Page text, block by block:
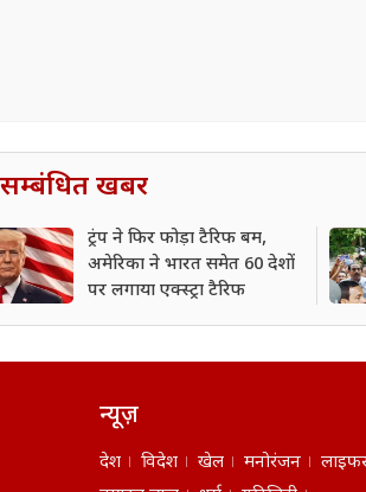
सम्बंधित खबर
ट्रंप ने फिर फोड़ा टैरिफ बम,
अमेरिका ने भारत समेत 60 देशों
पर लगाया एक्स्ट्रा टैरिफ
न्यूज़
देश विदेश खेल मनोरंजन